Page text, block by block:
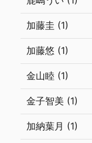
加藤圭 (1)
加藤悠 (1)
金山睦 (1)
金子智美 (1)
加納葉月 (1)